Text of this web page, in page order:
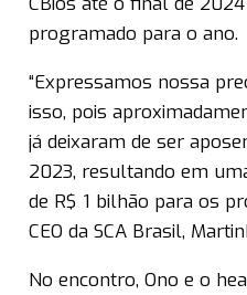
programado para o ano.
“Expressamos nossa
isso, pois
já deixaram de ser
2023, resultando em
de R$ 1 bilhão para os
CEO da SCA Brasil,
No encontro, Ono e o